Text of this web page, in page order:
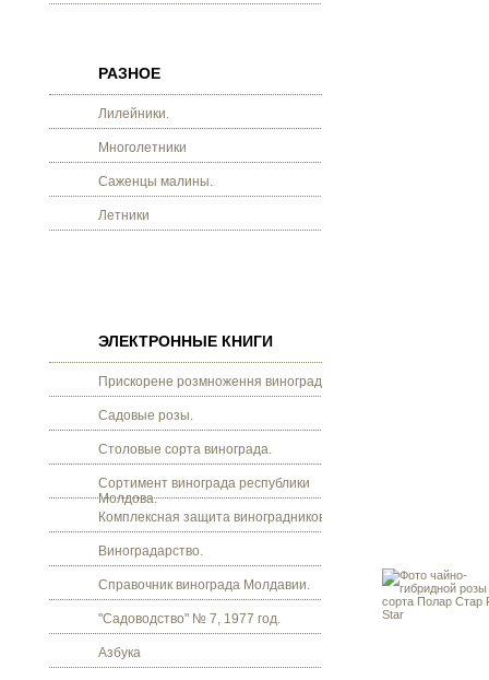
РАЗНОЕ
Лилейники.
Многолетники
Саженцы малины.
Летники
ЭЛЕКТРОННЫЕ КНИГИ
Прискорене розмноження винограду.
Садовые розы.
Столовые сорта винограда.
Сортимент винограда республики
Молдова.
Комплексная защита виноградников.
Виноградарство.
Справочник винограда Молдавии.
"Садоводство" № 7, 1977 год.
Азбука